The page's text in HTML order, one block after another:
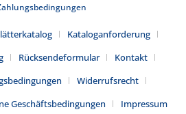
Kataloganforderung
Rücksendeformular
Kontakt
Widerrufsrecht
Geschäftsbedingungen
Impressum